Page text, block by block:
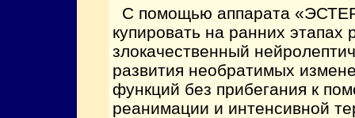
С помощью аппарата
купировать на ранних
злокачественный
развития необратимых
функций без прибегания к
реанимации и интенсивной